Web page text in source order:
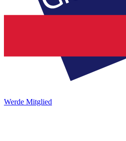
Werde Mitglied